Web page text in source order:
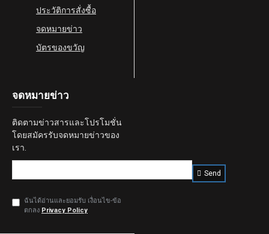
ประวัติการสั่งซื้อ
จดหมายข่าว
บัตรของขวัญ
จดหมายข่าว
ติดตามข่าวสารและโปรโมชั่น
โดยสมัครรับจดหมายข่าวของ
เรา.
Send
ฉันได้อ่านและยอมรับ เงื่อนไข-ข้อ
ตกลง Privacy Policy